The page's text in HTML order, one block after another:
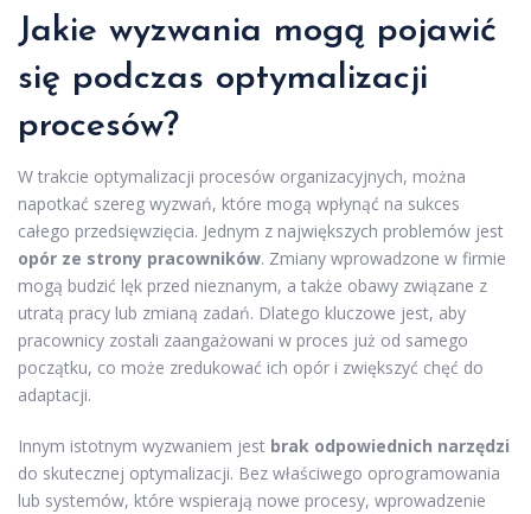
Jakie wyzwania mogą pojawić
się podczas optymalizacji
procesów?
W trakcie optymalizacji procesów organizacyjnych, można
napotkać szereg wyzwań, które mogą wpłynąć na sukces
całego przedsięwzięcia. Jednym z największych problemów jest
opór ze strony pracowników. Zmiany wprowadzone w firmie
mogą budzić lęk przed nieznanym, a także obawy związane z
utratą pracy lub zmianą zadań. Dlatego kluczowe jest, aby
pracownicy zostali zaangażowani w proces już od samego
początku, co może zredukować ich opór i zwiększyć chęć do
adaptacji.
Innym istotnym wyzwaniem jest brak odpowiednich narzędzi
do skutecznej optymalizacji. Bez właściwego oprogramowania
lub systemów, które wspierają nowe procesy, wprowadzenie